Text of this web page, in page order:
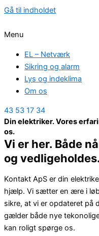
Gå til indholdet
Menu
EL – Netværk
Sikring og alarm
Lys og indeklima
Om os
43 53 17 34
Din elektriker. Vores
os.
Vi er her. Både
og vedligeholdes.
Kontakt ApS er din
hjælp. Vi sætter en ære i
sikre, at vi er opdateret på
gælder både nye
kan roligt spørge os.